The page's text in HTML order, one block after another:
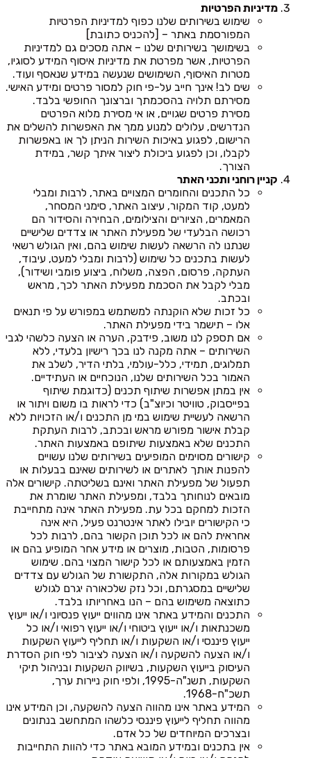
מדיניות הפרטיות
שימוש בשירותים שלנו כפוף למדיניות הפרטיות
המפורסמת באתר – [להכניס כתובת]
בשימושך בשירותים שלנו – אתה מסכים גם למדיניות
הפרטיות, אשר מפרטת את מדיניות איסוף המידע לסוגיו,
מטרות האיסוף, השימושים שנעשה במידע שנאסף ועוד.
שים לב! אינך חייב על-פי חוק למסור פרטים ומידע האישי.
מסירתם תלויה בהסכמתך וברצונך החופשי בלבד.
מסירת פרטים שגויים, או אי מסירת מלוא הפרטים
הנדרשים, עלולים למנוע ממך את האפשרות להשלים את
הרישום, לפגוע באיכות השירות הניתן לך או באפשרות
לקבלו, וכן לפגוע ביכולת ליצור איתך קשר, במידת
הצורך.
קניין רוחני ותכני האתר
כל התכנים והחומרים המצויים באתר, לרבות ומבלי
למעט, קוד המקור, עיצוב האתר, סימני המסחר,
המאמרים, הציורים והצילומים, הבחירה והסידור הם
רכושה הבלעדי של מפעילת האתר או צדדים שלישיים
שנתנו לה הרשאה לעשות שימוש בהם, ואין הגולש רשאי
לעשות בתכנים כל שימוש (לרבות ומבלי למעט, עיבוד,
העתקה, פרסום, הפצה, משלוח, ביצוע פומבי ושידור),
מבלי לקבל את הסכמת מפעילת האתר לכך, מראש
ובכתב.
כל זכות שלא הוקנתה למשתמש במפורש על פי תנאים
אלו – תישמר בידי מפעילת האתר.
אם תספק לנו משוב, פידבק, הערה או הצעה כלשהי לגבי
השירותים – אתה מקנה לנו בכך רישיון בלעדי, ללא
תמלוגים, תמידי, כלל-עולמי, בלתי הדיר, לשלב את
האמור בכל השירותים שלנו, הנוכחיים או העתידיים.
אין במתן אפשרות שיתוף תכנים (כדוגמת שיתוף
בפייסבוק, טוויטר וכיוצ"ב) כדי לראות בו משום ויתור או
הרשאה לעשיית שימוש במי מן התכנים ו/או הזכויות ללא
קבלת אישור מפורש מראש ובכתב, לרבות העתקת
התכנים שלא באמצעות שיתופם באמצעות האתר.
קישורים מסוימים המופיעים בשירותים שלנו עשויים
להפנות אותך לאתרים או לשירותים שאינם בבעלות או
תפעול של מפעילת האתר ואינם בשליטתה. קישורים אלה
מובאים לנוחותך בלבד, ומפעילת האתר שומרת את
הזכות למחקם בכל עת. מפעילת האתר אינה מתחייבת
כי הקישורים יובילו לאתר אינטרנט פעיל, היא אינה
אחראית להם או לכל תוכן הקשור בהם, לרבות לכל
פרסומות, הטבות, מוצרים או מידע אחר המופיע בהם או
הזמין באמצעותם או לכל קישור המצוי בהם. שימוש
הגולש במקורות אלה, התקשורת של הגולש עם צדדים
שלישיים במסגרתם, וכל נזק שלכאורה יגרם לגולש
כתוצאה משימוש בהם – הנו באחריותו בלבד.
התכנים והמידע באתר אינו מהווים ייעוץ פנסיוני ו/או ייעוץ
משכנתאות ו/או ייעוץ ביטוחי ו/או ייעוץ רפואי ו/או כל
ייעוץ פיננסי ו/או השקעות ו/או תחליף לייעוץ השקעות
ו/או הצעה להשקעה ו/או הצעה לציבור לפי חוק הסדרת
העיסוק בייעוץ השקעות, בשיווק השקעות ובניהול תיקי
השקעות, תשנ"ה-1995, ולפי חוק ניירות ערך,
תשכ"ח-1968.
המידע באתר אינו מהווה הצעה להשקעה, וכן המידע אינו
מהווה תחליף לייעוץ פיננסי כלשהו המתחשב בנתונים
ובצרכים המיוחדים של כל אדם.
אין בתכנים ובמידע המובא באתר כדי להוות התחייבות